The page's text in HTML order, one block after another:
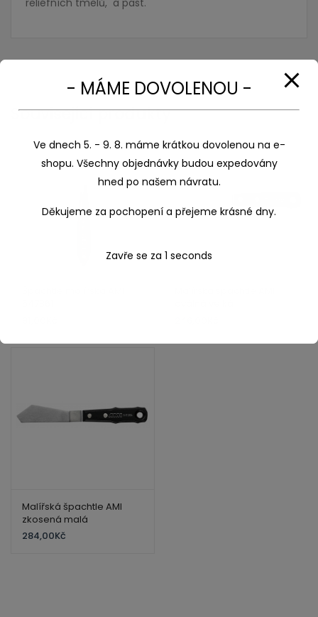
Související produkty
Malířská špachtle AMI
zkosená malá
284,00Kč
- MÁME DOVOLENOU -
Ve dnech 5. - 9. 8. máme krátkou dovolenou na e-
shopu. Všechny objednávky budou expedovány
hned po našem návratu.
Děkujeme za pochopení a přejeme krásné dny.
Zavře se za 1 seconds